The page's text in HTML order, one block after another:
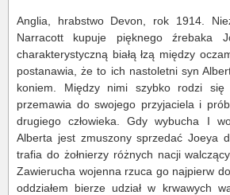
Anglia, hrabstwo Devon, rok 1914.
Narracott kupuje pięknego źrebaka
charakterystyczną białą łzą między
postanawia, że to ich nastoletni syn
koniem. Między nimi szybko rodzi się
przemawia do swojego przyjaciela i
drugiego człowieka. Gdy wybucha I
Alberta jest zmuszony sprzedać Joeya
trafia do żołnierzy różnych nacji
Zawierucha wojenna rzuca go najpierw
oddziałem bierze udział w krwawych